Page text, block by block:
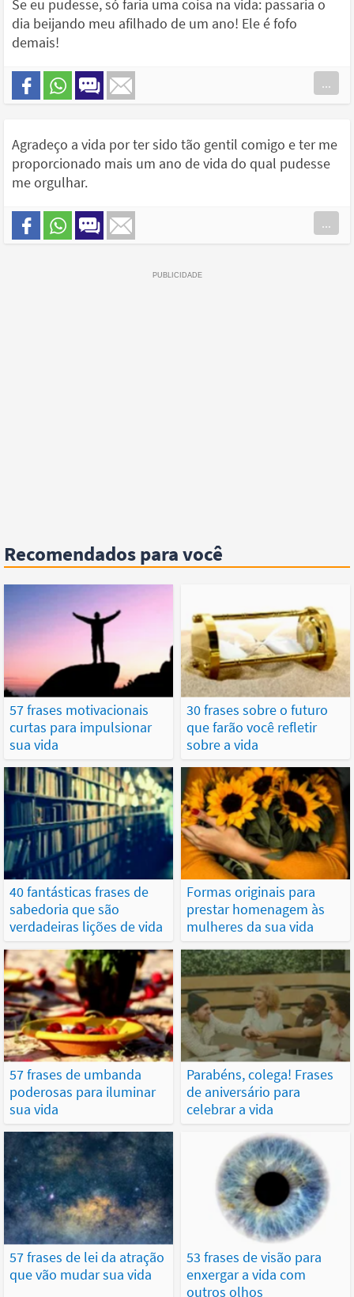
Se eu pudesse, só faria uma coisa na vida: passaria o
dia beijando meu afilhado de um ano! Ele é fofo
demais!
...
Agradeço a vida por ter sido tão gentil comigo e ter me
proporcionado mais um ano de vida do qual pudesse
me orgulhar.
...
Recomendados para você
57 frases motivacionais
curtas para impulsionar
sua vida
30 frases sobre o futuro
que farão você refletir
sobre a vida
40 fantásticas frases de
sabedoria que são
verdadeiras lições de vida
Formas originais para
prestar homenagem às
mulheres da sua vida
57 frases de umbanda
poderosas para iluminar
sua vida
Parabéns, colega! Frases
de aniversário para
celebrar a vida
57 frases de lei da atração
que vão mudar sua vida
53 frases de visão para
enxergar a vida com
outros olhos